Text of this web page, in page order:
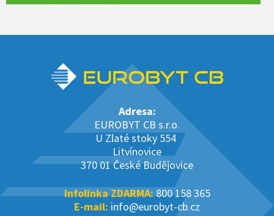
Adresa:
EUROBYT CB s.r.o.
U Zlaté stoky 554
Litvínovice
370 01 České Budějovice
Infolinka ZDARMA:800 158 365
E-mail: info@eurobyt-cb.cz